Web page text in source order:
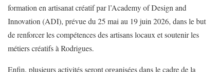
formation en artisanat créatif par l’Academy of Design and
Innovation (ADI), prévue du 25 mai au 19 juin 2026, dans le but
de renforcer les compétences des artisans locaux et soutenir les
métiers créatifs à Rodrigues.
Enfin, plusieurs activités seront organisées dans le cadre de la